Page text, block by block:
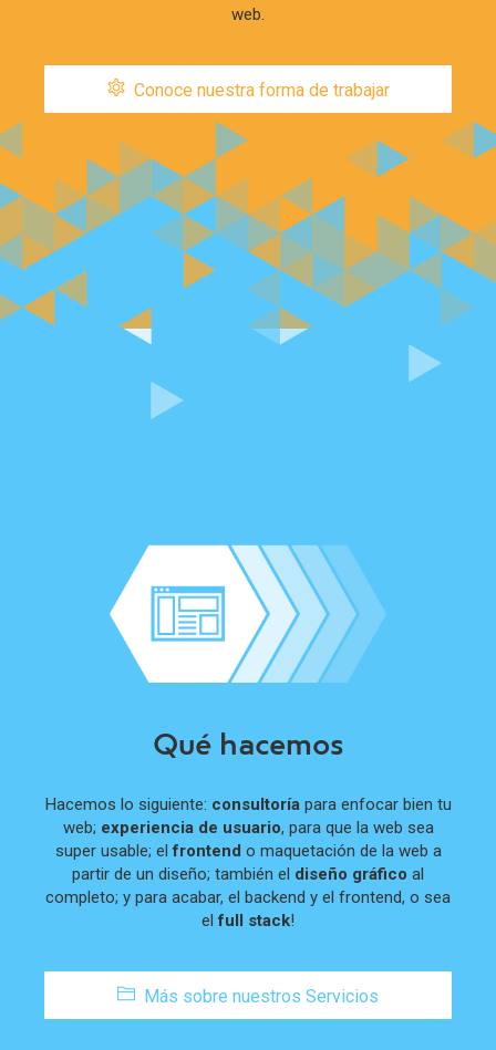
web.
Conoce nuestra forma de trabajar
Qué hacemos
Hacemos lo siguiente: consultoríapara enfocar bien tu
web; experiencia de usuario, para que la web sea
super usable; elfrontend o maquetación de la web a
partir de un diseño; también el diseño gráfico al
completo; y para acabar, el backend y el frontend, o sea
elfull stack!
Más sobre nuestros Servicios